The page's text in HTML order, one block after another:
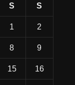
S S
1 2
8 9
15 16